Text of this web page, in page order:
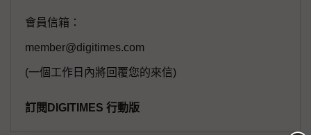
會員信箱：
member@digitimes.com
(一個工作日內將回覆您的來信)
訂閱DIGITIMES 行動版